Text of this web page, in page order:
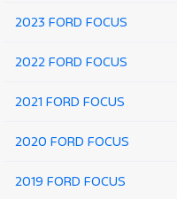
ISUZU
Jaecoo
JEEP
LANCIA
MAN
MERCEDES-
2023 FORD FOCUS
2022 FORD FOCUS
2021 FORD FOCUS
2020 FORD FOCUS
2019 FORD FOCUS